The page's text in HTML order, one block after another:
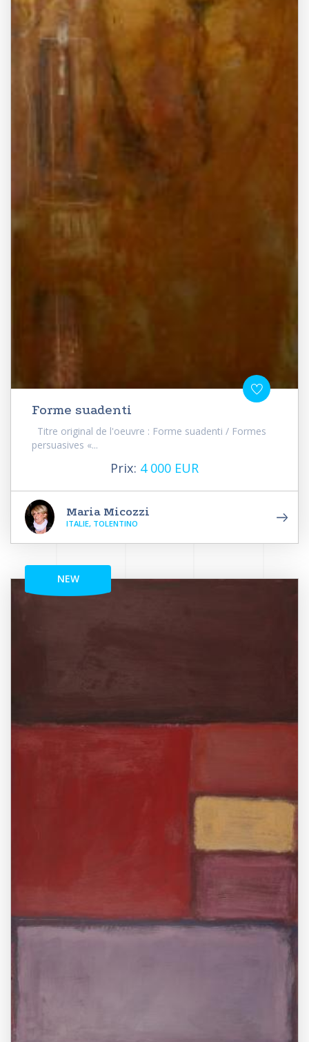
Forme suadenti
Titre original de l'oeuvre : Forme suadenti / Formes
persuasives «...
Prix: 4 000 EUR
Maria Micozzi
ITALIE, TOLENTINO
NEW